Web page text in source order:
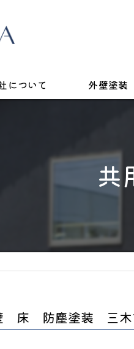
について 外壁塗装
床 防塵塗装 三木